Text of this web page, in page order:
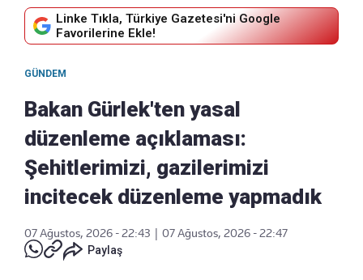
Linke Tıkla, Türkiye Gazetesi'ni Google
Favorilerine Ekle!
GÜNDEM
Bakan Gürlek'ten yasal
düzenleme açıklaması:
Şehitlerimizi, gazilerimizi
incitecek düzenleme yapmadık
07 Ağustos, 2026 - 22:43
07 Ağustos, 2026 - 22:47
Paylaş